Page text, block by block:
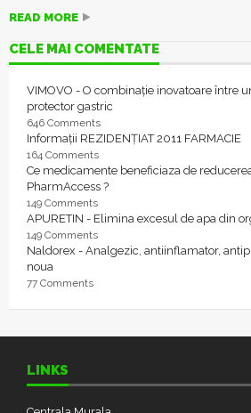
READ MORE
CELE MAI COMENTATE
VIMOVO - O combinație inovatoare între
protector gastric
646 Comments
Informații REZIDENȚIAT 2011 FARMACIE
164 Comments
Ce medicamente beneficiaza de
PharmAccess ?
149 Comments
APURETIN - Elimina excesul de apa din
149 Comments
Naldorex - Analgezic, antiinflamator,
noua
77 Comments
LINKS